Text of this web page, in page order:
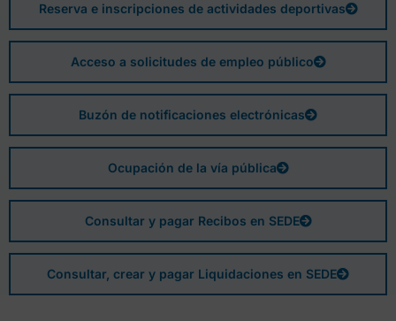
Reserva e inscripciones de actividades deportivas
Acceso a solicitudes de empleo público
Buzón de notificaciones electrónicas
Ocupación de la vía pública
Consultar y pagar Recibos en SEDE
Consultar, crear y pagar Liquidaciones en SEDE